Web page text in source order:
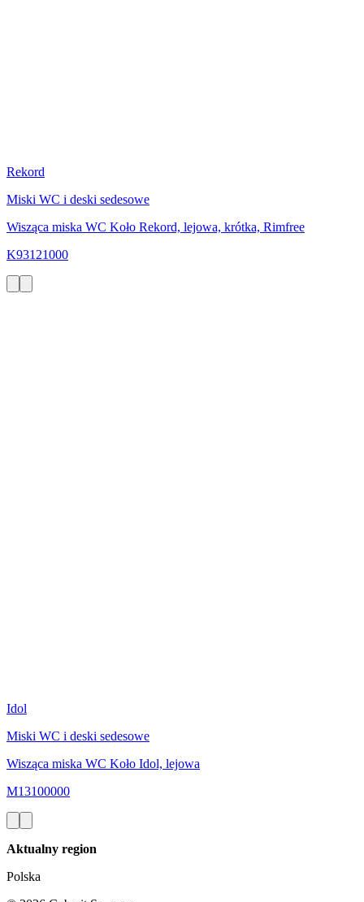
Rekord
Miski WC i deski sedesowe
Wisząca miska WC Koło Rekord, lejowa, krótka, Rimfree
K93121000
Idol
Miski WC i deski sedesowe
Wisząca miska WC Koło Idol, lejowa
M13100000
Aktualny region
Polska